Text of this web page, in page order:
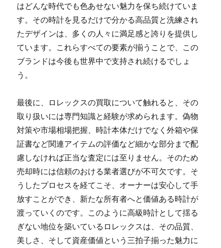
はどんな時代でも色あせない魅力を保ち続けていま
す。その時計を見るだけで分かる高品質と洗練され
たデザインは、多くの人々に満足感と誇りを提供し
ています。これらすべての要素が揃うことで、この
ブランドは今後も世界中で支持され続けるでしょ
う。
最後に、ロレックスの買取について触れると、その
取り扱いには専門知識と経験が求められます。偽物
対策や市場相場把握、時計本体だけでなく外箱や保
証書など関連アイテムの評価など細かな部分まで配
慮しなければ正当な査定には至りません。そのため
売却時には信頼のおける業者選びが不可欠です。そ
うしたプロセスを経てこそ、オーナーは安心して手
放すことができ、新たな所有者へと価値ある時計が
渡っていくのです。このように高級時計として揺る
ぎない地位を築いているロレックスは、その品質、
美しさ、そして資産価値という三拍子揃った魅力に